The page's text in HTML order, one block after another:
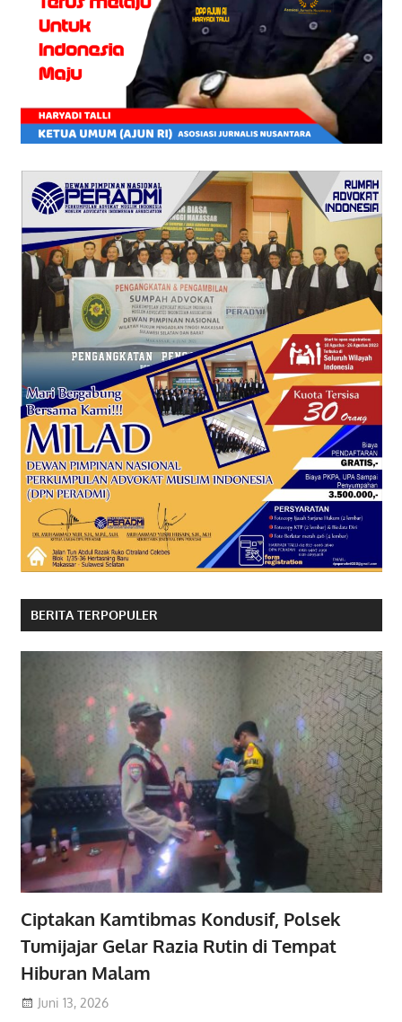
BERITA TERPOPULER
Ciptakan Kamtibmas Kondusif, Polsek
Tumijajar Gelar Razia Rutin di Tempat
Hiburan Malam
Juni 13, 2026